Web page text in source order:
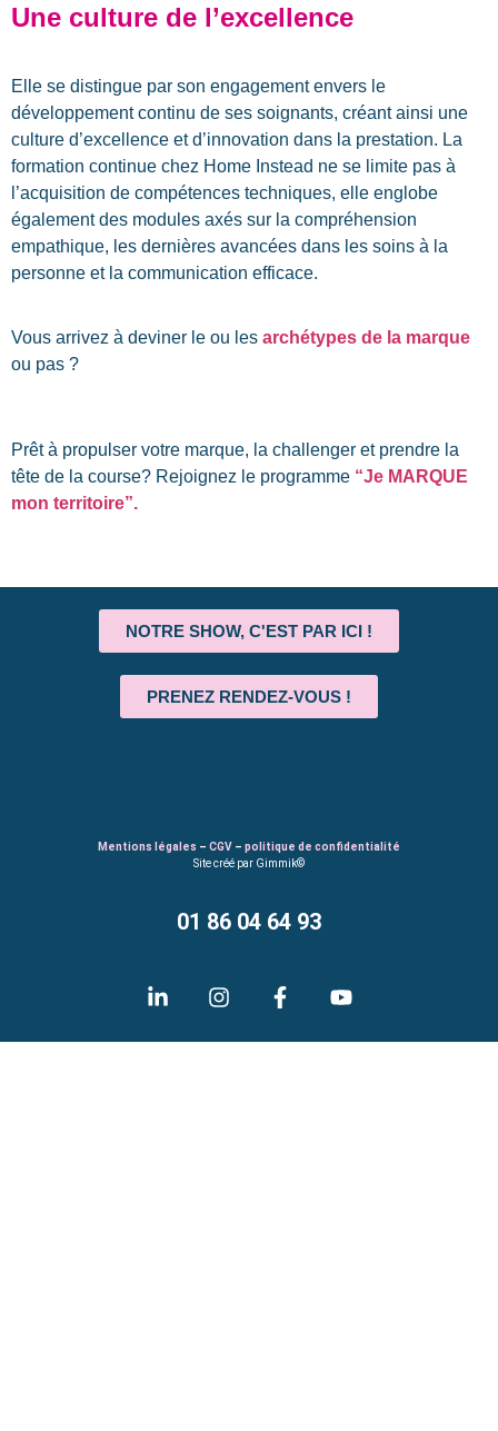
Une culture de l’excellence
Elle se distingue par son engagement envers le
développement continu de ses soignants, créant ainsi une
culture d’excellence et d’innovation dans la prestation. La
formation continue chez Home Instead ne se limite pas à
l’acquisition de compétences techniques, elle englobe
également des modules axés sur la compréhension
empathique, les dernières avancées dans les soins à la
personne et la communication efficace.
Vous arrivez à deviner le ou les archétypes de la marque
ou pas ?
Prêt à propulser votre marque, la challenger et prendre la
tête de la course? Rejoignez le programme “Je MARQUE
mon territoire”.
NOTRE SHOW, C'EST PAR ICI !
PRENEZ RENDEZ-VOUS !
Mentions légales – CGV – politique de confidentialité
Site créé par Gimmik©
01 86 04 64 93